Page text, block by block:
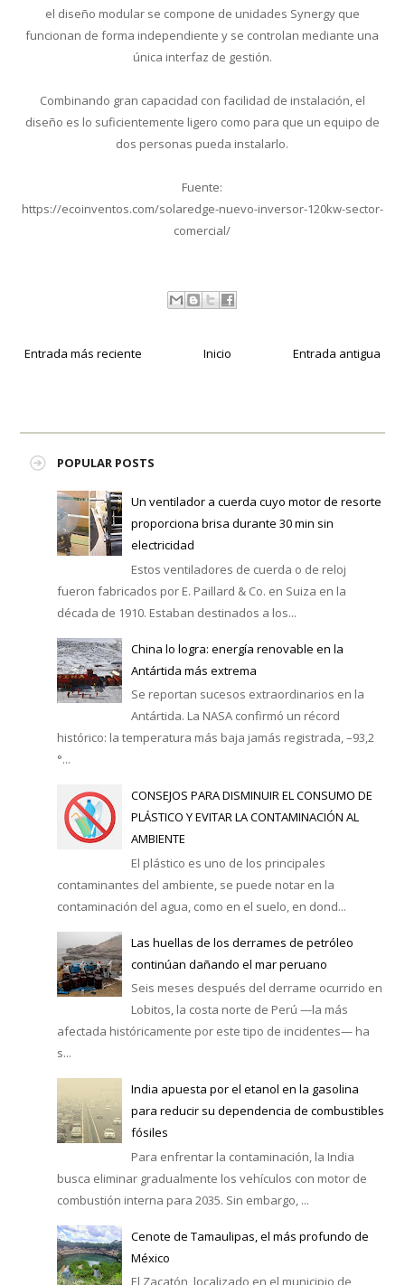
el diseño modular se compone de unidades Synergy que
funcionan de forma independiente y se controlan mediante una
única interfaz de gestión.
Combinando gran capacidad con facilidad de instalación, el
diseño es lo suficientemente ligero como para que un equipo de
dos personas pueda instalarlo.
Fuente:
https://ecoinventos.com/solaredge-nuevo-inversor-120kw-sector-
comercial/
Entrada más reciente Entrada antigua
Inicio
POPULAR POSTS
Un ventilador a cuerda cuyo motor de resorte
proporciona brisa durante 30 min sin
electricidad
Estos ventiladores de cuerda o de reloj
fueron fabricados por E. Paillard & Co. en Suiza en la
década de 1910. Estaban destinados a los...
China lo logra: energía renovable en la
Antártida más extrema
Se reportan sucesos extraordinarios en la
Antártida. La NASA confirmó un récord
histórico: la temperatura más baja jamás registrada, –93,2
°...
CONSEJOS PARA DISMINUIR EL CONSUMO DE
PLÁSTICO Y EVITAR LA CONTAMINACIÓN AL
AMBIENTE
El plástico es uno de los principales
contaminantes del ambiente, se puede notar en la
contaminación del agua, como en el suelo, en dond...
Las huellas de los derrames de petróleo
continúan dañando el mar peruano
Seis meses después del derrame ocurrido en
Lobitos, la costa norte de Perú —la más
afectada históricamente por este tipo de incidentes— ha
s...
India apuesta por el etanol en la gasolina
para reducir su dependencia de combustibles
fósiles
Para enfrentar la contaminación, la India
busca eliminar gradualmente los vehículos con motor de
combustión interna para 2035. Sin embargo, ...
Cenote de Tamaulipas, el más profundo de
México